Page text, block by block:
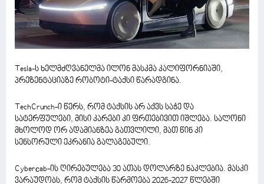
Tesla-ს ხელმძღვანელმა ილონ მასკმა კალიფორნიაში,
პრეზენტაციაზე რობოტი-ტაქსი წარადგინა.
TechCrunch-ი წერს, რომ ტაქსის არ აქვს საჭე და
სატერფულები, მისი კარები კი ფრთებივით იშლება. სალონი
მხოლოდ ორ ადამიანზეა გათვლილი, მათ წინ კი
სენსორული ეკრანია გალაგებული.
Cyberсab-ის ღირებულება 30 ათას დოლარზე ნაკლებია. მასკი
ვარაუდობს, რომ ტაქსის წარმოება 2026-2027 წლებში